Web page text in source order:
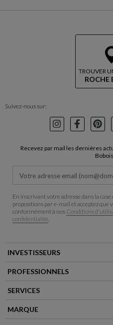
TROUVER
ROCHE
Suivez-nous sur:
Instagram
Recevez par mail les dernières
Bobois
En inscrivant votre adresse dans la
propositions par e-mail et acceptez que
conformément à nos Conditions
confidentialité
INVESTISSEURS
PROFESSIONNELS
SERVICES
MARQUE